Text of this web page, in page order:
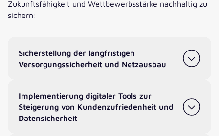
Zukunftsfähigkeit und Wettbewerbsstärke nachhaltig zu
sichern:
Sicherstellung der langfristigen
Versorgungssicherheit und Netzausbau
Implementierung digitaler Tools zur
Steigerung von Kundenzufriedenheit und
Datensicherheit